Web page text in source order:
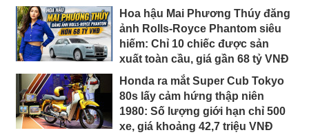
Hoa hậu Mai Phương Thúy đăng
ảnh Rolls-Royce Phantom siêu
hiếm: Chỉ 10 chiếc được sản
xuất toàn cầu, giá gần 68 tỷ VNĐ
Honda ra mắt Super Cub Tokyo
80s lấy cảm hứng thập niên
1980: Số lượng giới hạn chỉ 500
xe, giá khoảng 42,7 triệu VNĐ